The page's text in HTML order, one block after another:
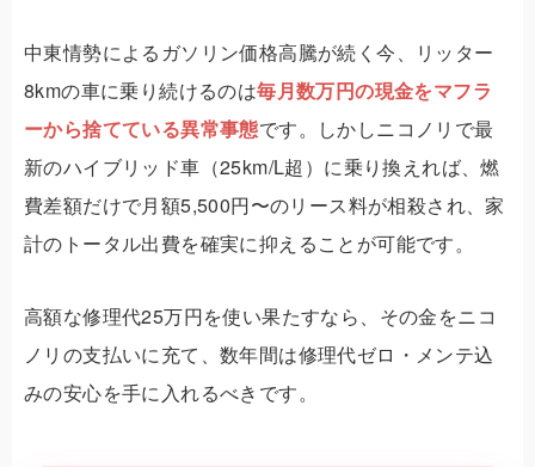
中東情勢によるガソリン価格高騰が続く今、リッター
8kmの車に乗り続けるのは毎月数万円の現金をマフラ
ーから捨てている異常事態です。しかしニコノリで最
新のハイブリッド車（25km/L超）に乗り換えれば、燃
費差額だけで月額5,500円〜のリース料が相殺され、家
計のトータル出費を確実に抑えることが可能です。
高額な修理代25万円を使い果たすなら、その金をニコ
ノリの支払いに充て、数年間は修理代ゼロ・メンテ込
みの安心を手に入れるべきです。